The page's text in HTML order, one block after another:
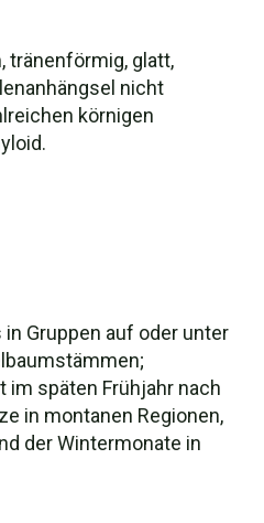
tränenförmig, glatt,
nicht
körnigen
Gruppen auf oder unter
im späten Frühjahr nach
in montanen Regionen,
der Wintermonate in